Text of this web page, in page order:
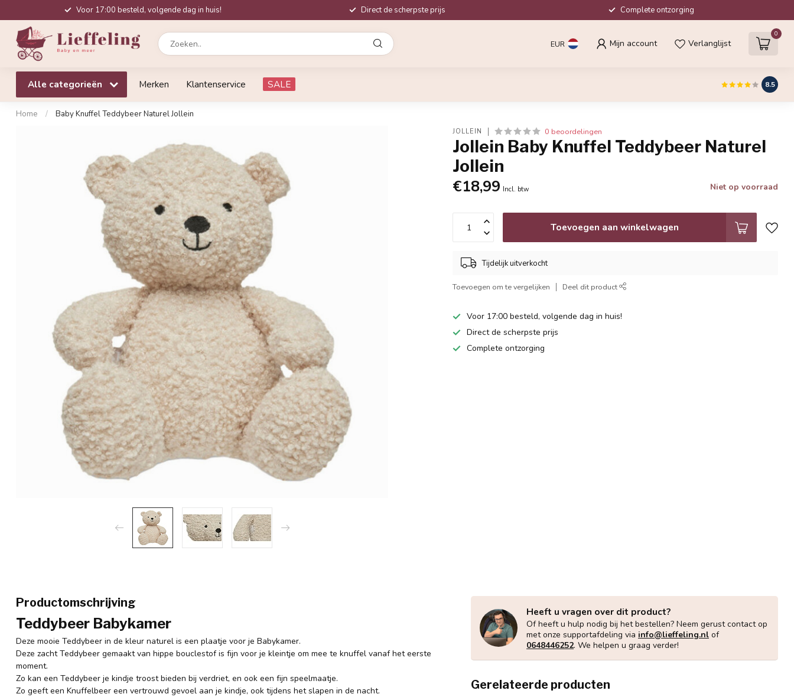
Voor 17:00 besteld, volgende dag in huis! Direct de scherpste prijs Complete ontzorging
EUR Mijn account Verlanglijst
0
Alle categorieën Merken Klantenservice SALE 8.5
Home / Baby Knuffel Teddybeer Naturel Jollein
JOLLEIN 0 beoordelingen
Jollein Baby Knuffel Teddybeer Naturel
Jollein
€18,99 Incl. btw Niet op voorraad
Toevoegen aan winkelwagen
Tijdelijk uitverkocht
Toevoegen om te vergelijken Deel dit product
Voor 17:00 besteld, volgende dag in huis!
Direct de scherpste prijs
Complete ontzorging
Productomschrijving
Teddybeer Babykamer
Deze mooie Teddybeer in de kleur naturel is een plaatje voor je Babykamer.
Deze zacht Teddybeer gemaakt van hippe bouclestof is fijn voor je kleintje om mee te knuffel vanaf het eerste
moment.
Zo kan een Teddybeer je kindje troost bieden bij verdriet, en ook een fijn speelmaatje.
Zo geeft een Knuffelbeer een vertrouwd gevoel aan je kindje, ook tijdens het slapen in de nacht.
Heeft u vragen over dit product?
Of heeft u hulp nodig bij het bestellen? Neem gerust contact op
met onze supportafdeling via info@lieffeling.nl of
0648446252. We helpen u graag verder!
Gerelateerde producten